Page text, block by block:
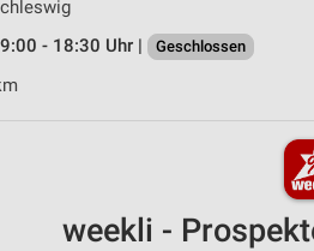
- 18:30 Uhr |
Geschlossen
weekli -